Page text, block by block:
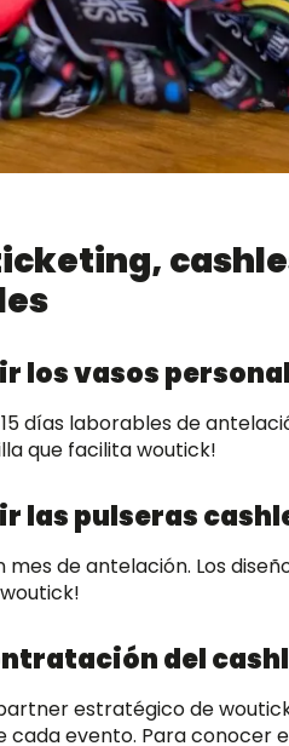
los vasos
días laborables de
que facilita woutick!
las pulseras
de antelación. Los
del
estratégico de
evento. Para conocer